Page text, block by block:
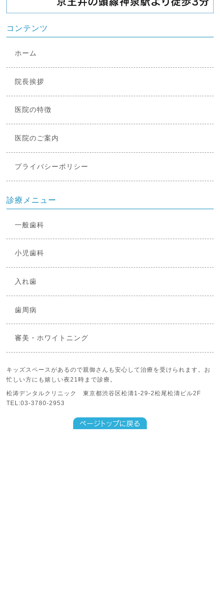
コンテンツ
ホーム
院長挨拶
医院の特徴
医院のご案内
プライバシーポリシー
診療メニュー
一般歯科
小児歯科
入れ歯
歯周病
審美・ホワイトニング
キッズスペースがあるので親御さんも安心して治療を受けられます。お
忙しい方にも嬉しい夜21時まで診療。
松涛デンタルクリニック 東京都渋谷区松濤1-29-2松尾松濤ビル2F
TEL:03-3780-2953